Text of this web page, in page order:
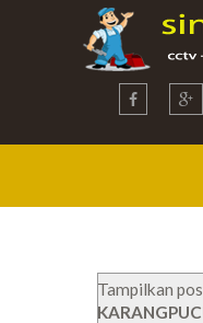
Tampilkan